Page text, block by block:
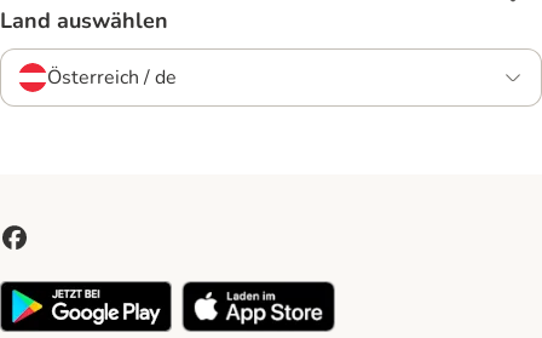
Land auswählen
Österreich / de